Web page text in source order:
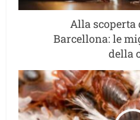
Alla scoperta
Barcellona: le
della